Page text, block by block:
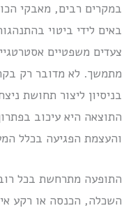
במקרים רבים, מאבקי
באים לידי ביטוי
צעדים משפטיים
מתמשך. לא מדובר רק
בניסיון ליצור תחושת
התוצאה היא עיכוב
והעצמת הפגיעה בכלל
התופעה מתרחשת בכל
השכלה, הכנסה או רקע